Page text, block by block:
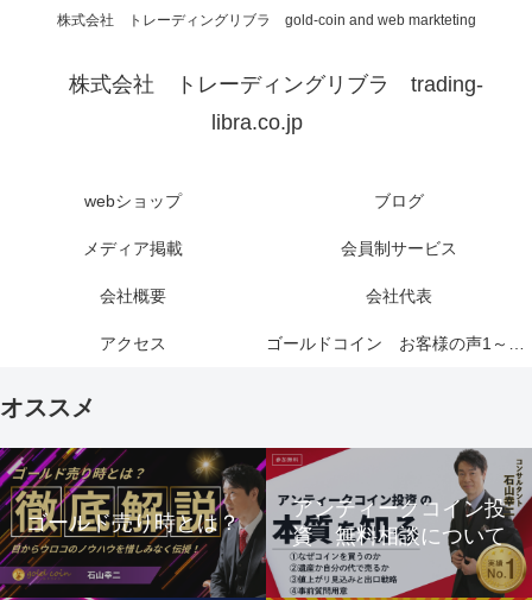
株式会社 トレーディングリブラ gold-coin and web markteting
株式会社 トレーディングリブラ trading-
libra.co.jp
webショップ ブログ
メディア掲載 会員制サービス
会社概要 会社代表
アクセス ゴールドコイン お客様の声1～6ページ
オススメ
ゴールド売り時とは？
アンティークコイン投
資 無料相談について